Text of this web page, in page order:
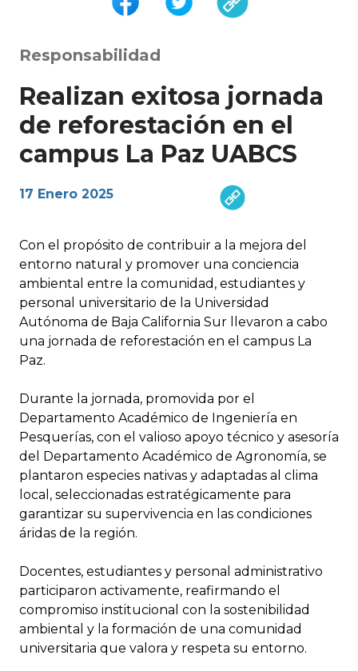
Responsabilidad
Realizan exitosa jornada
de reforestación en el
campus La Paz UABCS
17 Enero 2025
Con el propósito de contribuir a la mejora del
entorno natural y promover una conciencia
ambiental entre la comunidad, estudiantes y
personal universitario de la Universidad
Autónoma de Baja California Sur llevaron a cabo
una jornada de reforestación en el campus La
Paz.
Durante la jornada, promovida por el
Departamento Académico de Ingeniería en
Pesquerías, con el valioso apoyo técnico y asesoría
del Departamento Académico de Agronomía, se
plantaron especies nativas y adaptadas al clima
local, seleccionadas estratégicamente para
garantizar su supervivencia en las condiciones
áridas de la región.
Docentes, estudiantes y personal administrativo
participaron activamente, reafirmando el
compromiso institucional con la sostenibilidad
ambiental y la formación de una comunidad
universitaria que valora y respeta su entorno.